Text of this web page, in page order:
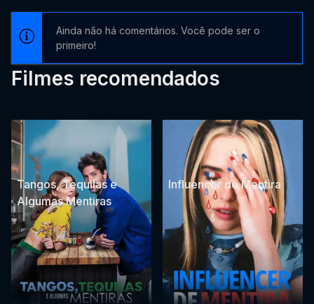
Ainda não há comentários. Você pode ser o
primeiro!
Filmes recomendados
Tangos, Tequilas e
Algumas Mentiras
Influencer de Mentira